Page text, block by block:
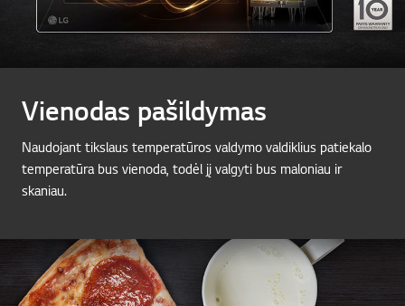
Vienodas pašildymas
Naudojant tikslaus temperatūros valdymo valdiklius patiekalo
temperatūra bus vienoda, todėl jį valgyti bus maloniau ir
skaniau.